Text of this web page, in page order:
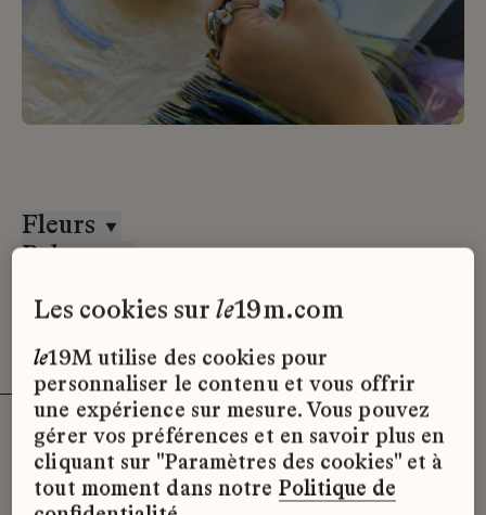
Fleurs
Paloma
Désolé, il semble qu’il n’y ait pas
d’offres d’emploi disponibles pour le
les cookies surle19m.com
le19M utilise des cookies pour
personnaliser le contenu et vous offrir
une expérience sur mesure. Vous pouvez
gérer vos préférences et en savoir plus en
cliquant sur "Paramètres des cookies" et à
tout moment dans notre Politique de